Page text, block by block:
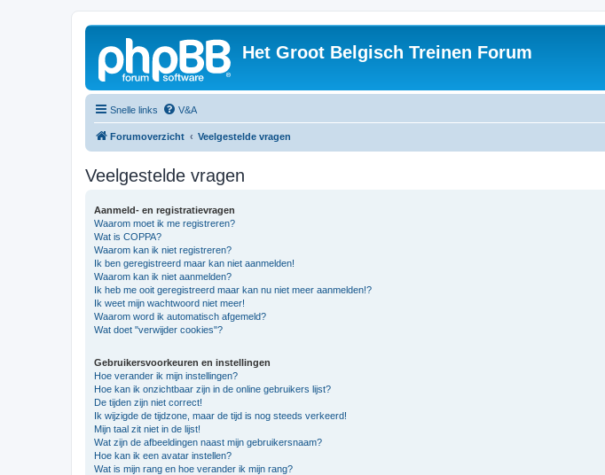
Het Groot Belgisch Treinen Forum
Snelle links V&A
Forumoverzicht Veelgestelde vragen
Veelgestelde vragen
Aanmeld- en registratievragen
Waarom moet ik me registreren?
Wat is COPPA?
Waarom kan ik niet registreren?
Ik ben geregistreerd maar kan niet aanmelden!
Waarom kan ik niet aanmelden?
Ik heb me ooit geregistreerd maar kan nu niet meer aanmelden!?
Ik weet mijn wachtwoord niet meer!
Waarom word ik automatisch afgemeld?
Wat doet "verwijder cookies"?
Gebruikersvoorkeuren en instellingen
Hoe verander ik mijn instellingen?
Hoe kan ik onzichtbaar zijn in de online gebruikers lijst?
De tijden zijn niet correct!
Ik wijzigde de tijdzone, maar de tijd is nog steeds verkeerd!
Mijn taal zit niet in de lijst!
Wat zijn de afbeeldingen naast mijn gebruikersnaam?
Hoe kan ik een avatar instellen?
Wat is mijn rang en hoe verander ik mijn rang?